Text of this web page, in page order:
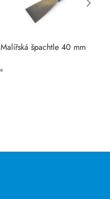
Malířská špachtle 40 mm